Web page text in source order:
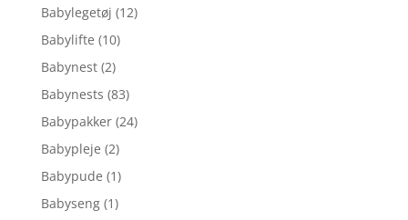
Babylegetøj (12)
Babylifte (10)
Babynest (2)
Babynests (83)
Babypakker (24)
Babypleje (2)
Babypude (1)
Babyseng (1)